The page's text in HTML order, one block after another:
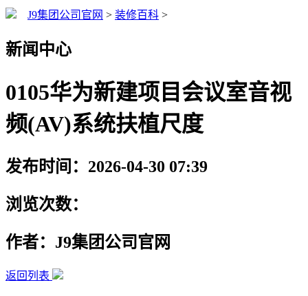
J9集团公司官网 > 装修百科 >
新闻中心
0105华为新建项目会议室音视
频(AV)系统扶植尺度
发布时间：2026-04-30 07:39
浏览次数：
作者：J9集团公司官网
返回列表